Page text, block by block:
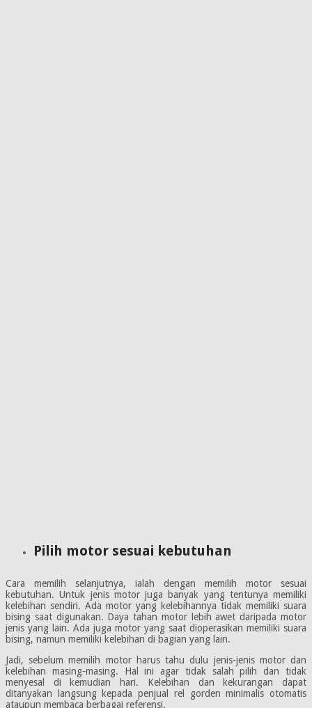
Pilih motor sesuai kebutuhan
Cara memilih selanjutnya, ialah dengan memilih motor sesuai
kebutuhan. Untuk jenis motor juga banyak yang tentunya memiliki
kelebihan sendiri. Ada motor yang kelebihannya tidak memiliki suara
bising saat digunakan. Daya tahan motor lebih awet daripada motor
jenis yang lain. Ada juga motor yang saat dioperasikan memiliki suara
bising, namun memiliki kelebihan di bagian yang lain.
Jadi, sebelum memilih motor harus tahu dulu jenis-jenis motor dan
kelebihan masing-masing. Hal ini agar tidak salah pilih dan tidak
menyesal di kemudian hari. Kelebihan dan kekurangan dapat
ditanyakan langsung kepada penjual rel gorden minimalis otomatis
ataupun membaca berbagai referensi.